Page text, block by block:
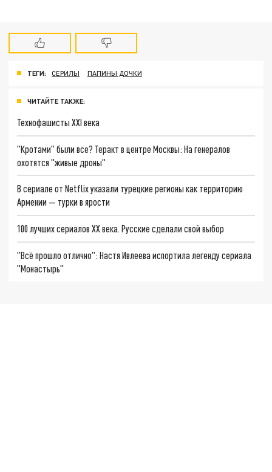
ТЕГИ: СЕРИЛЫ ПАПИНЫ ДОЧКИ
ЧИТАЙТЕ ТАКЖЕ:
Технофашисты XXI века
"Кротами" были все? Теракт в центре Москвы: На генералов
охотятся "живые дроны"
В сериале от Netflix указали турецкие регионы как территорию
Армении — турки в ярости
100 лучших сериалов XX века. Русские сделали свой выбор
"Всё прошло отлично": Настя Ивлеева испортила легенду сериала
"Монастырь"